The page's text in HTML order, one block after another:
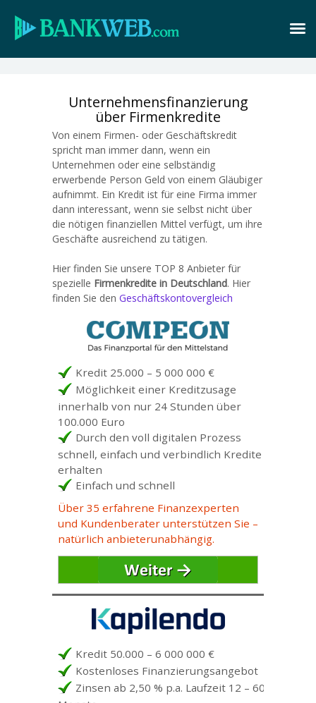
Unternehmensfinanzierung
über Firmenkredite
Von einem Firmen- oder Geschäftskredit
spricht man immer dann, wenn ein
Unternehmen oder eine selbständig
erwerbende Person Geld von einem Gläubiger
aufnimmt. Ein Kredit ist für eine Firma immer
dann interessant, wenn sie selbst nicht über
die nötigen finanziellen Mittel verfügt, um ihre
Geschäfte ausreichend zu tätigen.
Hier finden Sie unsere TOP 8 Anbieter für
spezielle Firmenkredite in Deutschland. Hier
finden Sie den Geschäftskontovergleich
Kredit 25.000 – 5 000 000 €
Möglichkeit einer Kreditzusage
innerhalb von nur 24 Stunden über
100.000 Euro
Durch den voll digitalen Prozess
schnell, einfach und verbindlich Kredite
erhalten
Einfach und schnell
Über 35 erfahrene Finanzexperten
und Kundenberater unterstützen Sie –
natürlich anbieterunabhängig.
Kredit 50.000 – 6 000 000 €
Kostenloses Finanzierungsangebot
Zinsen ab 2,50 % p.a. Laufzeit 12 – 60